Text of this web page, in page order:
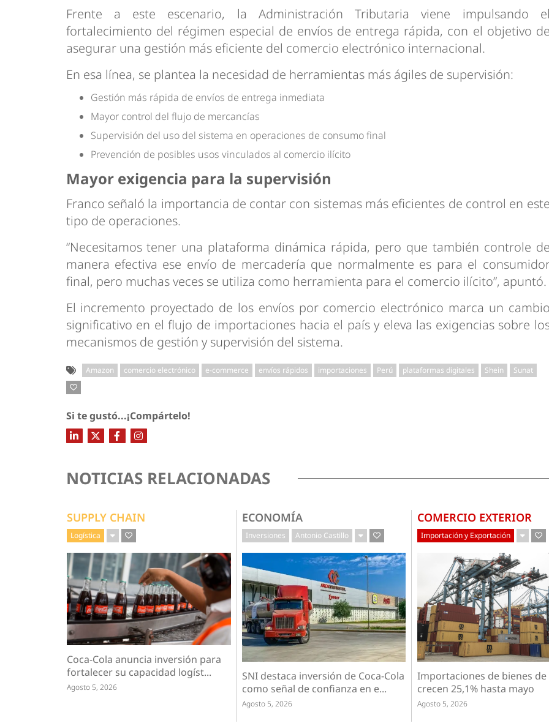
Frente a este escenario, la Administración Tributaria viene impulsando el
fortalecimiento del régimen especial de envíos de entrega rápida, con el objetivo de
asegurar una gestión más eficiente del comercio electrónico internacional.
En esa línea, se plantea la necesidad de herramientas más ágiles de supervisión:
Gestión más rápida de envíos de entrega inmediata
Mayor control del flujo de mercancías
Supervisión del uso del sistema en operaciones de consumo final
Prevención de posibles usos vinculados al comercio ilícito
Mayor exigencia para la supervisión
Franco señaló la importancia de contar con sistemas más eficientes de control en este
tipo de operaciones.
“Necesitamos tener una plataforma dinámica rápida, pero que también controle de
manera efectiva ese envío de mercadería que normalmente es para el
final, pero muchas veces se utiliza como herramienta para el comercio ilícito”, apuntó.
El incremento proyectado de los envíos por comercio electrónico marca un cambio
significativo en el flujo de importaciones hacia el país y eleva las exigencias sobre
mecanismos de gestión y supervisión del sistema.
Amazon comercio electrónico e-commerce envíos rápidos importaciones Perú plataformas digitales Shein Sunat
Si te gustó...¡Compártelo!
NOTICIAS RELACIONADAS
SUPPLY CHAIN
Logística
Coca-Cola anuncia inversión para
fortalecer su capacidad logíst...
Agosto 5, 2026
ECONOMÍA
Inversiones Antonio Castillo
SNI destaca inversión de Coca-Cola
como señal de confianza en e...
Agosto 5, 2026
COMERCIO EXTERIOR
Importación y Exportación
Importaciones de bienes de
crecen 25,1% hasta mayo
Agosto 5, 2026